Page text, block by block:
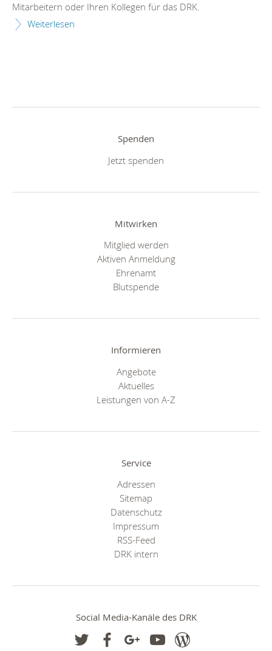
Mitarbeitern oder Ihren Kollegen für das DRK.
Weiterlesen
Spenden
Jetzt spenden
Mitwirken
Mitglied werden
Aktiven Anmeldung
Ehrenamt
Blutspende
Informieren
Angebote
Aktuelles
Leistungen von A-Z
Service
Adressen
Sitemap
Datenschutz
Impressum
RSS-Feed
DRK intern
Social Media-Kanäle des DRK